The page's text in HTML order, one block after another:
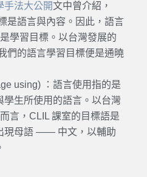
手法大公開文中曾介紹，
是語言與內容。因此，語言
學習目標。以台灣發展的
們的語言學習目標便是通曉
using) ：語言使用指的是
學生所使用的語言。以台灣
言，CLIL 課室的目標語是
現母語 —— 中文，以輔助